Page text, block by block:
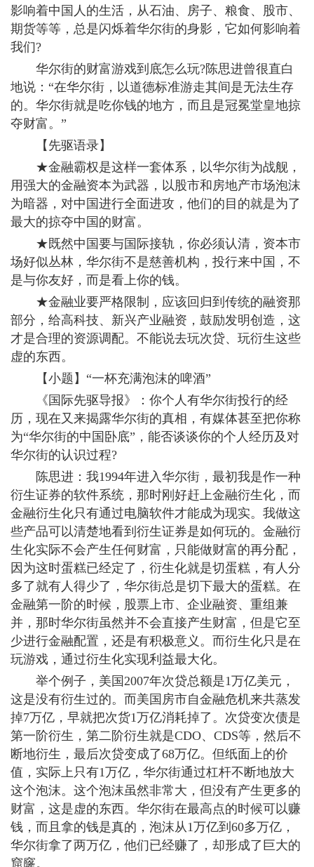
影响着中国人的生活，从石油、房子、粮食、股市、
期货等等，总是闪烁着华尔街的身影，它如何影响着
我们?
华尔街的财富游戏到底怎么玩?陈思进曾很直白
地说：“在华尔街，以道德标准游走其间是无法生存
的。华尔街就是吃你钱的地方，而且是冠冕堂皇地掠
夺财富。”
【先驱语录】
★金融霸权是这样一套体系，以华尔街为战舰，
用强大的金融资本为武器，以股市和房地产市场泡沫
为暗器，对中国进行全面进攻，他们的目的就是为了
最大的掠夺中国的财富。
★既然中国要与国际接轨，你必须认清，资本市
场好似丛林，华尔街不是慈善机构，投行来中国，不
是与你友好，而是看上你的钱。
★金融业要严格限制，应该回归到传统的融资那
部分，给高科技、新兴产业融资，鼓励发明创造，这
才是合理的资源调配。不能说去玩次贷、玩衍生这些
虚的东西。
【小题】“一杯充满泡沫的啤酒”
《国际先驱导报》：你个人有华尔街投行的经
历，现在又来揭露华尔街的真相，有媒体甚至把你称
为“华尔街的中国卧底”，能否谈谈你的个人经历及对
华尔街的认识过程?
陈思进：我1994年进入华尔街，最初我是作一种
衍生证券的软件系统，那时刚好赶上金融衍生化，而
金融衍生化只有通过电脑软件才能成为现实。我做这
些产品可以清楚地看到衍生证券是如何玩的。金融衍
生化实际不会产生任何财富，只能做财富的再分配，
因为这时蛋糕已经定了，衍生化就是切蛋糕，有人分
多了就有人得少了，华尔街总是切下最大的蛋糕。在
金融第一阶的时候，股票上市、企业融资、重组兼
并，那时华尔街虽然并不会直接产生财富，但是它至
少进行金融配置，还是有积极意义。而衍生化只是在
玩游戏，通过衍生化实现利益最大化。
举个例子，美国2007年次贷总额是1万亿美元，
这是没有衍生过的。而美国房市自金融危机来共蒸发
掉7万亿，早就把次货1万亿消耗掉了。次贷变次债是
第一阶衍生，第二阶衍生就是CDO、CDS等，然后不
断地衍生，最后次贷变成了68万亿。但纸面上的价
值，实际上只有1万亿，华尔街通过杠杆不断地放大
这个泡沫。这个泡沫虽然非常大，但没有产生更多的
财富，这是虚的东西。华尔街在最高点的时候可以赚
钱，而且拿的钱是真的，泡沫从1万亿到60多万亿，
华尔街拿了两万亿，他们已经赚了，却形成了巨大的
窟窿。